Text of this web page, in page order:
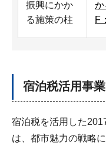
振興にかか
る施策の柱
か
F
宿泊税活用事
宿泊税を活用した
は、都市魅力の戦略